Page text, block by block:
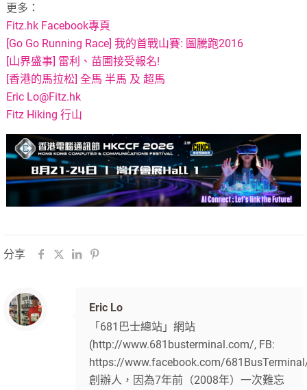
更多：
Fitz.hk Facebook專頁
[Go Go Running Race] 我的首戰山賽: 圖騰跑2016
[山界盛事] 雷利、苗圃接受報名!
[香港的馬拉松] 全馬 半馬 及 超馬
Eric Lo@Fitz.hk
Fitz Hiking 行山
分享
Eric Lo
「681巴士總站」網站
(http://www.681busterminal.com/, FB:
https://www.facebook.com/
創辦人，因為7年前（2008年）一次難忘